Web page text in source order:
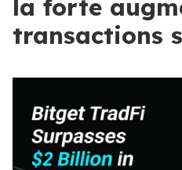
la forte
transactions